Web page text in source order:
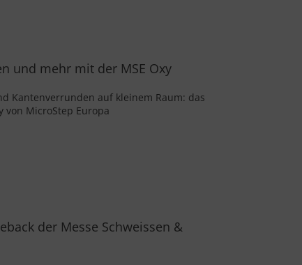
und mehr mit der MSE Oxy
Kantenverrunden auf kleinem Raum: das
von MicroStep Europa
der Messe Schweissen &